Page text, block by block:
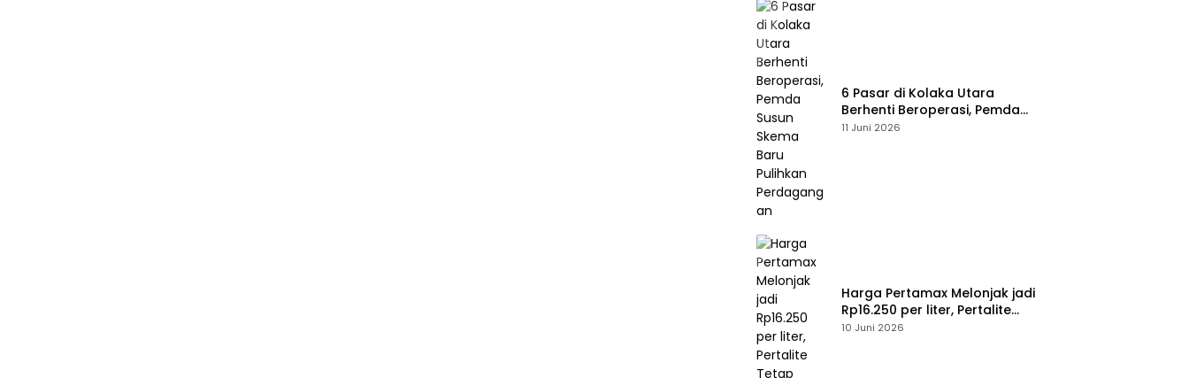
6 Pasar di Kolaka Utara
Berhenti Beroperasi, Pemda
Susun Skema Baru Pulihkan
11 Juni 2026
Harga Pertamax Melonjak jadi
Rp16.250 per liter, Pertalite
Tetap
10 Juni 2026